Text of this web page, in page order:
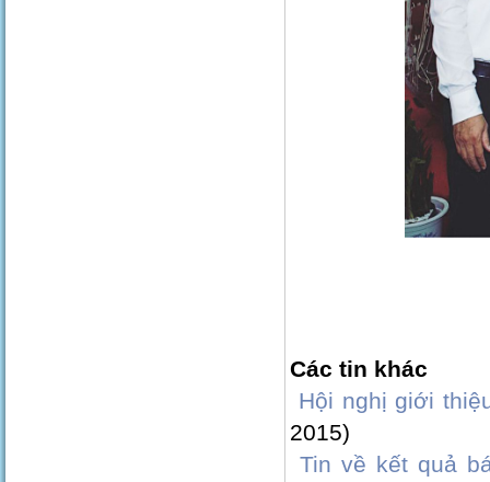
Các tin khác
Hội nghị giới
2015)
Tin về kết quả